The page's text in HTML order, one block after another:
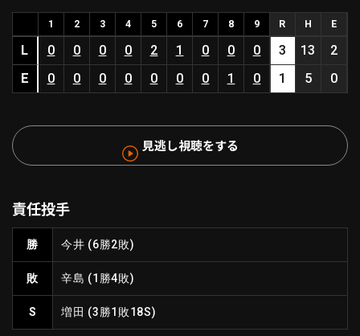
HOME
動画
ファーム東地区
ファーム中地区
ファーム西地区
交流戦
北海道日本ハムファイターズ
東北楽天ゴールデンイーグルス
埼玉西武ライオンズ
千葉ロッテマリーンズ
オリックス・バファローズ
ニュース
設定
1 2 3 4 5 6 7 8 9 R H E
L 0 0 0 0 2 1 0 0 0 3 13
2
E
0 0 0 0 0 0 0 1 0 1 5 0
見逃し視聴をする
責任投手
勝 今井 (6勝2敗)
敗 辛島 (1勝4敗)
S 増田 (3勝1敗18S)